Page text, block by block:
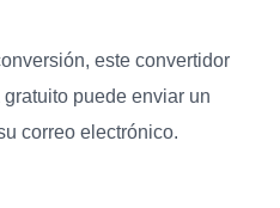
este convertidor
puede enviar un
correo electrónico.